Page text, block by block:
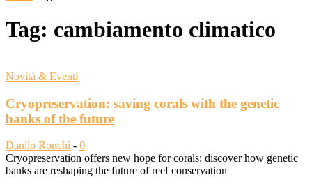
Tag: cambiamento climatico
Novità & Eventi
Cryopreservation: saving corals with the genetic
banks of the future
Danilo Ronchi - 0
Cryopreservation offers new hope for corals: discover how genetic
banks are reshaping the future of reef conservation